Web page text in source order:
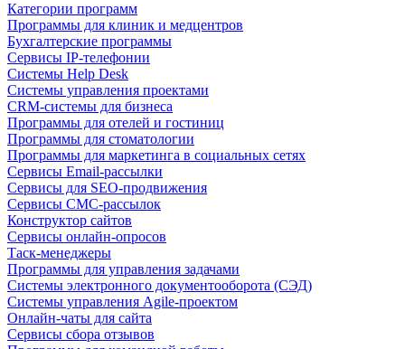
Категории программ
Программы для клиник и медцентров
Бухгалтерские программы
Сервисы IP-телефонии
Системы Help Desk
Системы управления проектами
CRM-системы для бизнеса
Программы для отелей и гостиниц
Программы для стоматологии
Программы для маркетинга в социальных сетях
Сервисы Email-рассылки
Сервисы для SEO-продвижения
Сервисы СМС-рассылок
Конструктор сайтов
Сервисы онлайн-опросов
Таск-менеджеры
Программы для управления задачами
Системы электронного документооборота (СЭД)
Системы управления Agile-проектом
Онлайн-чаты для сайта
Сервисы сбора отзывов